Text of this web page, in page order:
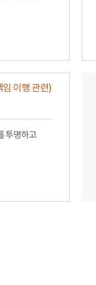
임 이행 관련)
투명하고